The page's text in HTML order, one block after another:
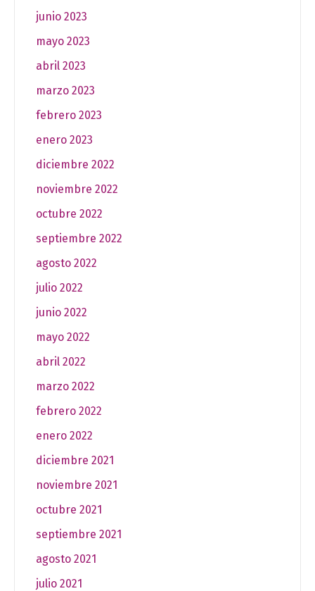
junio 2023
mayo 2023
abril 2023
marzo 2023
febrero 2023
enero 2023
diciembre 2022
noviembre 2022
octubre 2022
septiembre 2022
agosto 2022
julio 2022
junio 2022
mayo 2022
abril 2022
marzo 2022
febrero 2022
enero 2022
diciembre 2021
noviembre 2021
octubre 2021
septiembre 2021
agosto 2021
julio 2021